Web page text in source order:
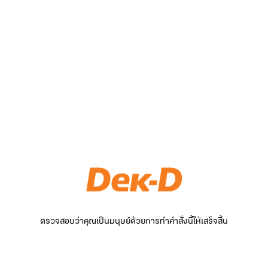
ตรวจสอบว่าคุณเป็นมนุษย์ด้วยการทำคำสั่งนี้ให้เสร็จสิ้น